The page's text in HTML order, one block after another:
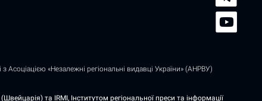
«Незалежні регіональні видавці України» (АНРВУ)
та IRMI, Інститутом регіональної преси та інформації